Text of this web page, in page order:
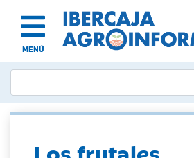
MENÚ